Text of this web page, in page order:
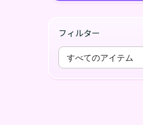
フィルター
すべてのアイテム